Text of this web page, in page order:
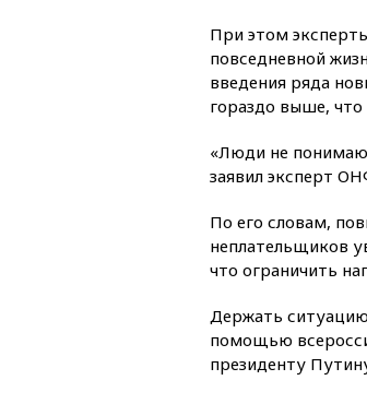
При этом
повседневной
введения ряда
гораздо выше,
«Люди не
заявил эксперт
По его словам,
неплательщиков
что ограничить
Держать
помощью
президенту